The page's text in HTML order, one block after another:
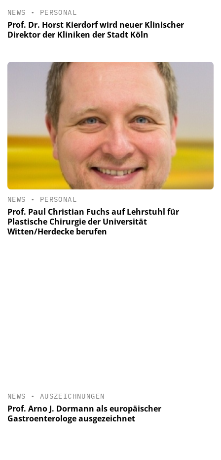
NEWS • PERSONAL
Prof. Dr. Horst Kierdorf wird neuer Klinischer
Direktor der Kliniken der Stadt Köln
NEWS • PERSONAL
Prof. Paul Christian Fuchs auf Lehrstuhl für
Plastische Chirurgie der Universität
Witten/Herdecke berufen
NEWS • AUSZEICHNUNGEN
Prof. Arno J. Dormann als europäischer
Gastroenterologe ausgezeichnet